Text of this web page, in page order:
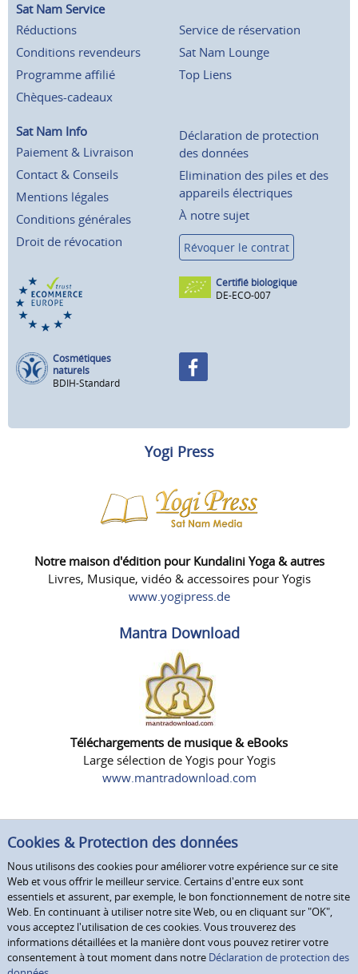
Sat Nam Service
Réductions
Conditions revendeurs
Programme affilié
Chèques-cadeaux
Service de réservation
Sat Nam Lounge
Top Liens
Sat Nam Info
Paiement & Livraison
Contact & Conseils
Mentions légales
Conditions générales
Droit de révocation
Déclaration de protection
des données
Elimination des piles et des
appareils électriques
À notre sujet
Révoquer le contrat
Certifié biologique
DE-ECO-007
Cosmétiques
naturels
BDIH-Standard
Yogi Press
Notre maison d'édition pour Kundalini Yoga & autres
Livres, Musique, vidéo & accessoires pour Yogis
www.yogipress.de
Mantra Download
Téléchargements de musique & eBooks
Large sélection de Yogis pour Yogis
www.mantradownload.com
Cookies & Protection des données
Nous utilisons des cookies pour améliorer votre expérience sur ce site
Web et vous offrir le meilleur service. Certains d'entre eux sont
essentiels et assurent, par exemple, le bon fonctionnement de notre site
Web. En continuant à utiliser notre site Web, ou en cliquant sur "OK",
vous acceptez l'utilisation de ces cookies. Vous trouverez des
informations détaillées et la manière dont vous pouvez retirer votre
consentement à tout moment dans notre Déclaration de protection des